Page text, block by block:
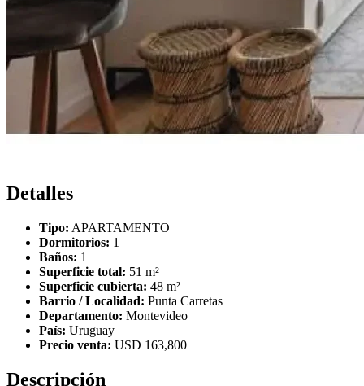
Detalles
Tipo: APARTAMENTO
Dormitorios: 1
Baños: 1
Superficie total: 51 m²
Superficie cubierta: 48 m²
Barrio / Localidad: Punta Carretas
Departamento: Montevideo
País: Uruguay
Precio venta: USD 163,800
Descripción